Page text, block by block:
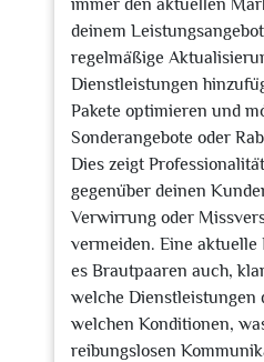
immer den aktuellen
deinem
regelmäßige
Dienstleistungen
Pakete optimieren und
Sonderangebote oder
Dies zeigt
gegenüber deinen
Verwirrung oder
vermeiden. Eine
es Brautpaaren auch,
welche Dienstleistungen
welchen Konditionen,
reibungslosen